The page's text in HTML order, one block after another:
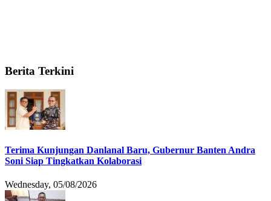
Berita Terkini
Terima Kunjungan Danlanal Baru, Gubernur Banten Andra
Soni Siap Tingkatkan Kolaborasi
Wednesday, 05/08/2026